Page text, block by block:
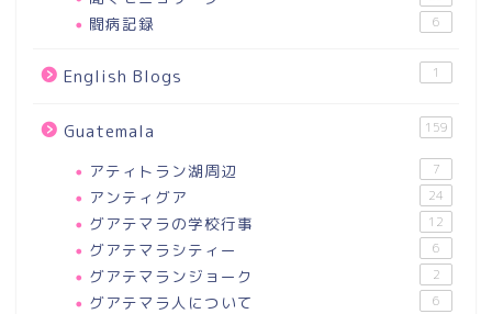
闘病記録 6
English Blogs 1
Guatemala 159
アティトラン湖周辺 7
アンティグア 24
グアテマラの学校行事 12
グアテマラシティー 6
グアテマランジョーク 2
グアテマラ人について 6